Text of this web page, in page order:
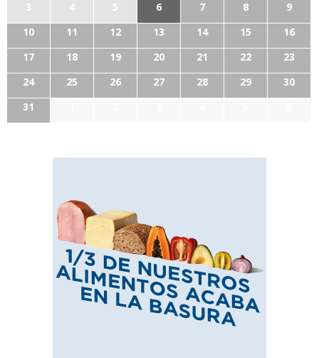
3
4 5 6 7 8
9
10
11 12 13 14 15
16
17
18 19 20 21 22
23
24
25 26 27 28 29
30
31